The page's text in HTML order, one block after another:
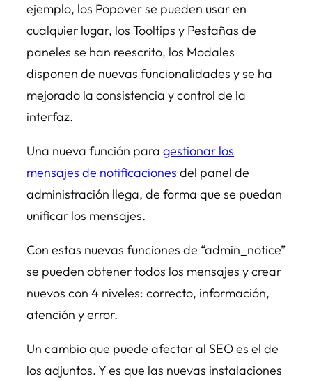
ejemplo, los Popover se pueden usar en
cualquier lugar, los Tooltips y Pestañas de
paneles se han reescrito, los Modales
disponen de nuevas funcionalidades y se ha
mejorado la consistencia y control de la
interfaz.
Una nueva función para gestionar los
mensajes de notificaciones del panel de
administración llega, de forma que se puedan
unificar los mensajes.
Con estas nuevas funciones de “admin_notice”
se pueden obtener todos los mensajes y crear
nuevos con 4 niveles: correcto, información,
atención y error.
Un cambio que puede afectar al SEO es el de
los adjuntos. Y es que las nuevas instalaciones